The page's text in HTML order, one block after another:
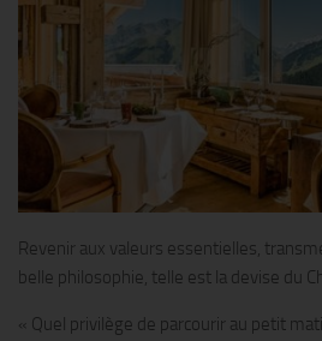
Revenir aux valeurs essentielles,
belle philosophie, telle est la devise du
« Quel privilège de parcourir au petit